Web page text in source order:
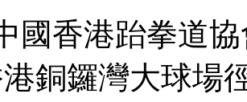
國香港跆拳道
銅鑼灣大球場